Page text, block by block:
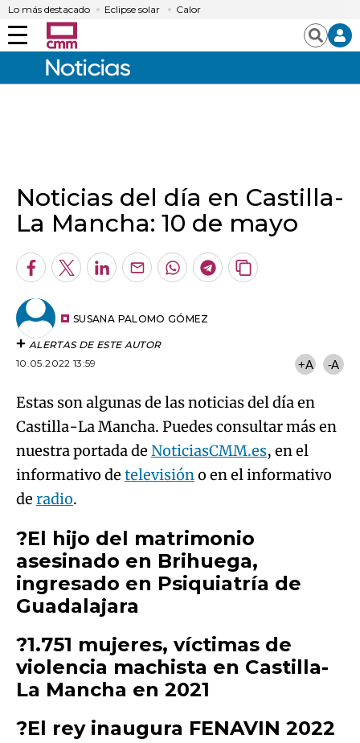
Lo más destacado Eclipse solar Calor
Menú Buscar
Noticias del día en Castilla-
La Mancha: 10 de mayo
Facebook
TwitterLinkedInEnviarWhatsapp
Telegram
Copiar
SUSANA PALOMO GÓMEZ
ALERTAS DE ESTE AUTOR
10.05.2022 13:59
+A -A
Estas son algunas de las noticias del día en
Castilla-La Mancha. Puedes consultar más en
nuestra portada de NoticiasCMM.es, en el
informativo de televisióno en el informativo
de radio.
?El hijo del matrimonio
asesinado en Brihuega,
ingresado en Psiquiatría de
Guadalajara
?1.751 mujeres, víctimas de
violencia machista en Castilla-
La Mancha en 2021
?El rey inaugura FENAVIN 2022